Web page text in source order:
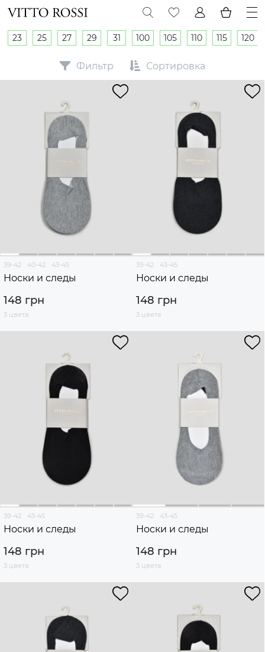
23 25 27 29 31 100 105 110 115 120
Фильтр Сортировка
39-42 40-42 43-45
Носки и следы
148 грн
3 цвета
39-42 43-45
Носки и следы
148 грн
3 цвета
39-42 43-45
Носки и следы
148 грн
3 цвета
39-42 43-45
Носки и следы
148 грн
3 цвета